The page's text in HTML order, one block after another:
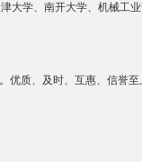
大学、南开大学、机械工
优质、及时、互惠、信誉